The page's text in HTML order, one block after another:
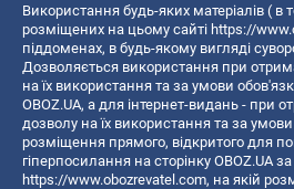
Використання будь-яких матеріалів ( в
розміщених на цьому сайті https://
піддоменах, в будь-якому вигляді
Дозволяється використання при
на їх використання та за умови
OBOZ.UA, а для інтернет-видань - при
дозволу на їх використання та за
розміщення прямого, відкритого для
гіперпосилання на сторінку OBOZ.UA
https://www.obozrevatel.com, на якій